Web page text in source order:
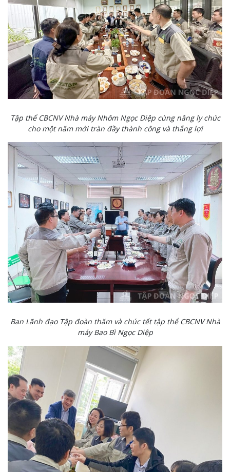
Tập thể CBCNV Nhà máy Nhôm Ngọc Diệp cùng nâng ly chúc
cho một năm mới tràn đầy thành công và thắng lợi
Ban Lãnh đạo Tập đoàn thăm và chúc tết tập thể CBCNV Nhà
máy Bao Bì Ngọc Diệp